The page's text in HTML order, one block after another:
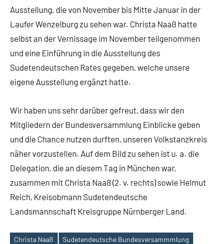
Ausstellung, die von November bis Mitte Januar in der
Laufer Wenzelburg zu sehen war. Christa Naaß hatte
selbst an der Vernissage im November teilgenommen
und eine Einführung in die Ausstellung des
Sudetendeutschen Rates gegeben, welche unsere
eigene Ausstellung ergänzt hatte.
Wir haben uns sehr darüber gefreut, dass wir den
Mitgliedern der Bundesversammlung Einblicke geben
und die Chance nutzen durften, unseren Volkstanzkreis
näher vorzustellen. Auf dem Bild zu sehen ist u. a. die
Delegation, die an diesem Tag in München war,
zusammen mit Christa Naaß (2. v. rechts) sowie Helmut
Reich, Kreisobmann Sudetendeutsche
Landsmannschaft Kreisgruppe Nürnberger Land.
Christa Naaß
Sudetendeutsche Bundesversammmlung